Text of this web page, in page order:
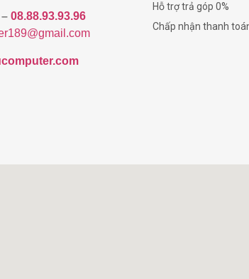
– 08.88.93.93.96
Hỗ trợ trả góp 0%
Chấp nhận thanh